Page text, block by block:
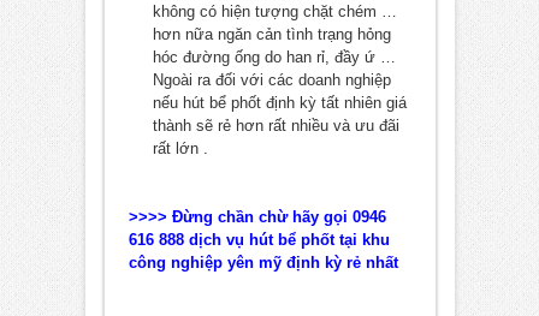
không có hiện tượng chặt chém …
hơn nữa ngăn cản tình trạng hỏng
hóc đường ống do han rỉ, đầy ứ …
Ngoài ra đối với các doanh nghiệp
nếu hút bể phốt định kỳ tất nhiên giá
thành sẽ rẻ hơn rất nhiều và ưu đãi
rất lớn .
>>>> Đừng chần chừ hãy gọi 0946
616 888 dịch vụ hút bể phốt tại khu
công nghiệp yên mỹđịnh kỳ rẻ nhất